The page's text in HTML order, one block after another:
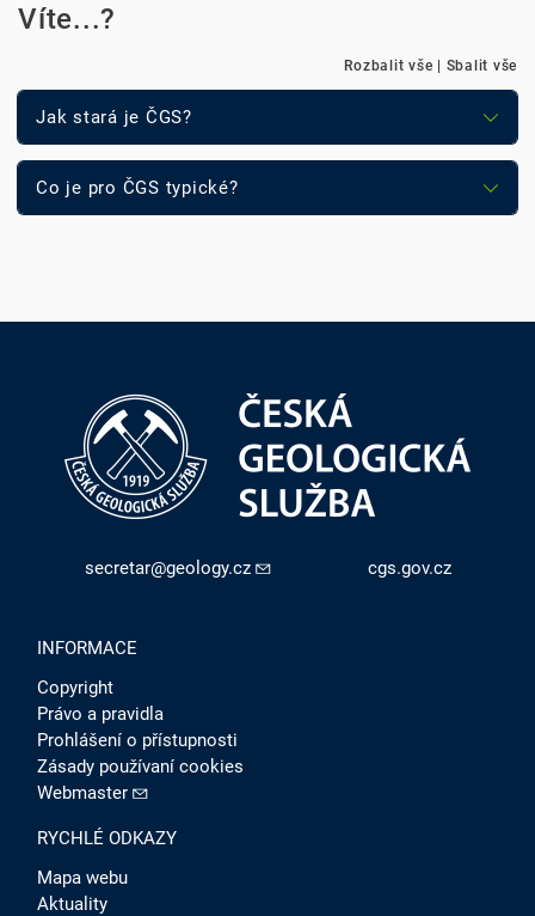
Víte...?
Rozbalit vše Sbalit vše
Jak stará je ČGS?
Co je pro ČGS typické?
secretar@geology.cz cgs.gov.cz
INFORMACE
Copyright
Právo a pravidla
Prohlášení o přístupnosti
Zásady používaní cookies
Webmaster
RYCHLÉ ODKAZY
Mapa webu
Aktuality